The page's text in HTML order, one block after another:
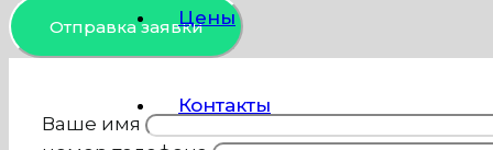
Цены
Контакты
Отправка заявки
Ваше имя